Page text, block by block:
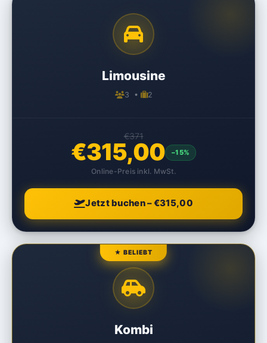
Limousine
3 • 2
€371
€315,00 –15%
Online-Preis inkl. MwSt.
Jetzt buchen – €315,00
★ BELIEBT
Kombi